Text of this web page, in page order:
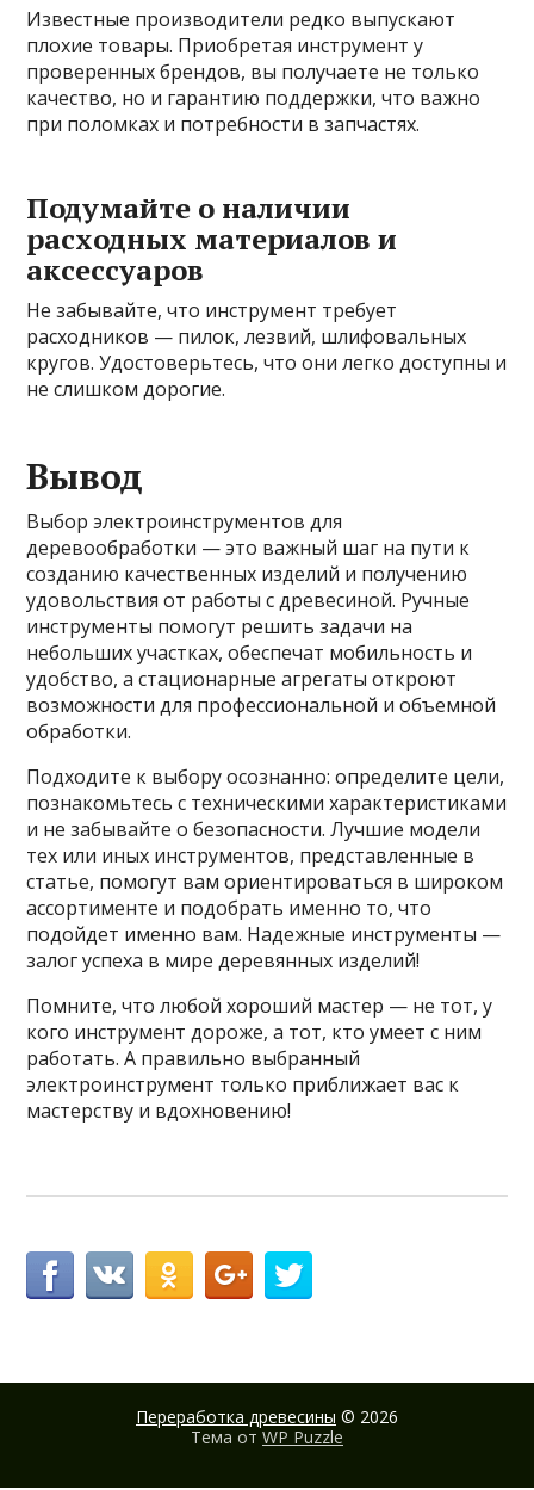
Известные производители редко выпускают
плохие товары. Приобретая инструмент у
проверенных брендов, вы получаете не только
качество, но и гарантию поддержки, что важно
при поломках и потребности в запчастях.
Подумайте о наличии
расходных материалов и
аксессуаров
Не забывайте, что инструмент требует
расходников — пилок, лезвий, шлифовальных
кругов. Удостоверьтесь, что они легко доступны и
не слишком дорогие.
Вывод
Выбор электроинструментов для
деревообработки — это важный шаг на пути к
созданию качественных изделий и получению
удовольствия от работы с древесиной. Ручные
инструменты помогут решить задачи на
небольших участках, обеспечат мобильность и
удобство, а стационарные агрегаты откроют
возможности для профессиональной и объемной
обработки.
Подходите к выбору осознанно: определите цели,
познакомьтесь с техническими характеристиками
и не забывайте о безопасности. Лучшие модели
тех или иных инструментов, представленные в
статье, помогут вам ориентироваться в широком
ассортименте и подобрать именно то, что
подойдет именно вам. Надежные инструменты —
залог успеха в мире деревянных изделий!
Помните, что любой хороший мастер — не тот, у
кого инструмент дороже, а тот, кто умеет с ним
работать. А правильно выбранный
электроинструмент только приближает вас к
мастерству и вдохновению!
Переработка древесины © 2026
Тема от WP Puzzle